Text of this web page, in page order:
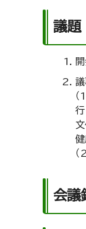
議題
健
（
会議